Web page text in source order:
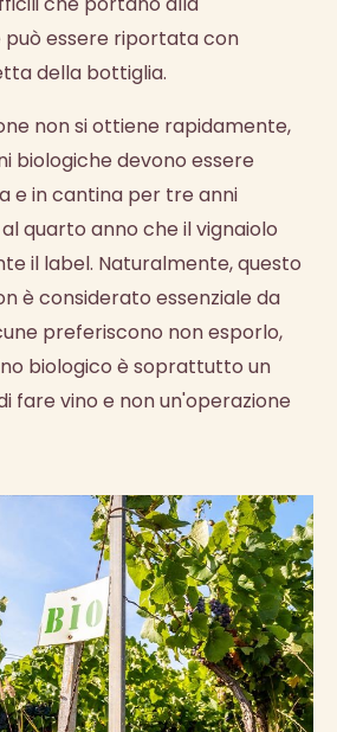
essere riportata con
della bottiglia.
non si ottiene rapidamente,
biologiche devono essere
e in cantina per tre anni
quarto anno che il vignaiolo
il label. Naturalmente, questo
è considerato essenziale da
preferiscono non esporlo,
biologico è soprattutto un
fare vino e non un'operazione